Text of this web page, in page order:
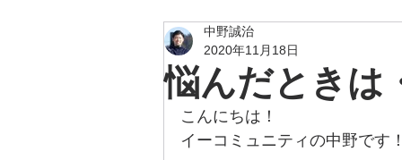
教員採用試験
悩んだときは
中野誠治
2020年11月18日
こんにちは！
イーコミュニティの中野です！